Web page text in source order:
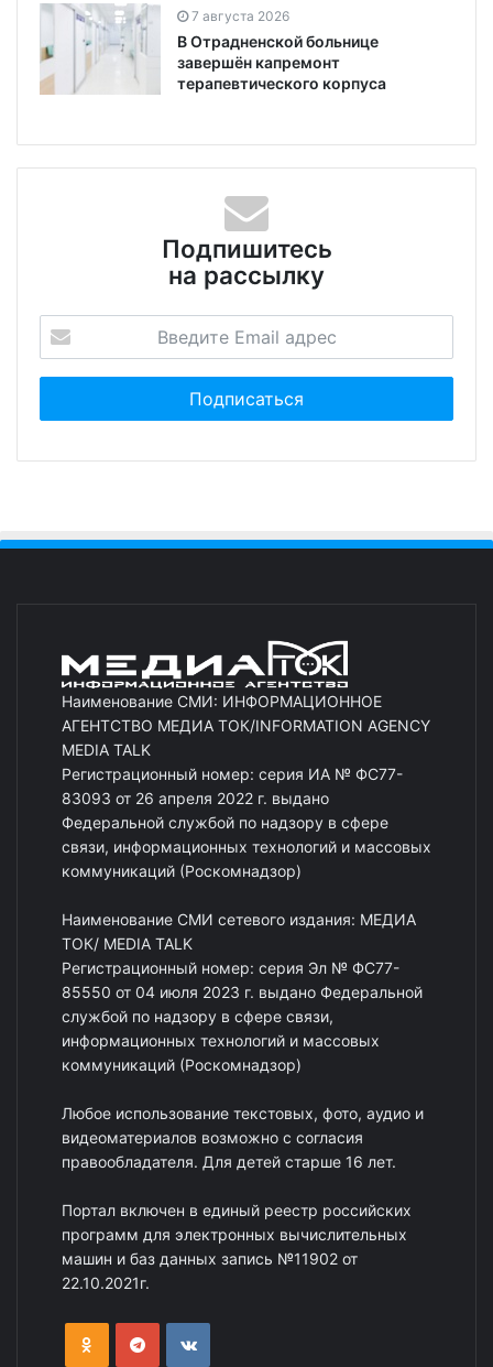
7 августа 2026
В Отрадненской больнице
завершён капремонт
терапевтического корпуса
Подпишитесь
на рассылку
Наименование СМИ: ИНФОРМАЦИОННОЕ
АГЕНТСТВО МЕДИА ТОК/INFORMATION AGENCY
MEDIA TALK
Регистрационный номер: серия ИА № ФС77-
83093 от 26 апреля 2022 г. выдано
Федеральной службой по надзору в сфере
связи, информационных технологий и массовых
коммуникаций (Роскомнадзор)
Наименование СМИ сетевого издания: МЕДИА
ТОК/ MEDIA TALK
Регистрационный номер: серия Эл № ФС77-
85550 от 04 июля 2023 г. выдано Федеральной
службой по надзору в сфере связи,
информационных технологий и массовых
коммуникаций (Роскомнадзор)
Любое использование текстовых, фото, аудио и
видеоматериалов возможно с согласия
правообладателя. Для детей старше 16 лет.
Портал включен в единый реестр российских
программ для электронных вычислительных
машин и баз данных запись №11902 от
22.10.2021г.